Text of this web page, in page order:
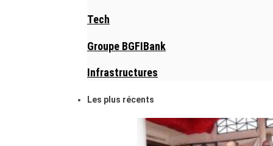
Tech
Groupe BGFIBank
Infrastructures
Les plus récents